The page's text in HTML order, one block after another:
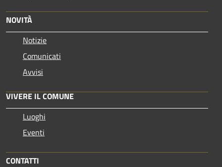
NOVITÀ
Notizie
Comunicati
Avvisi
VIVERE IL COMUNE
Luoghi
Eventi
CONTATTI